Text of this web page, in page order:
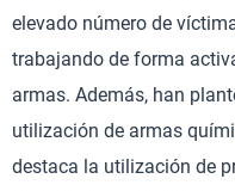
elevado número de
trabajando de forma
armas. Además, han
utilización de armas
destaca la utilización de